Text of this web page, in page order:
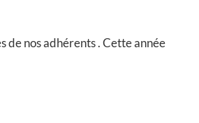
de nos adhérents . Cette année